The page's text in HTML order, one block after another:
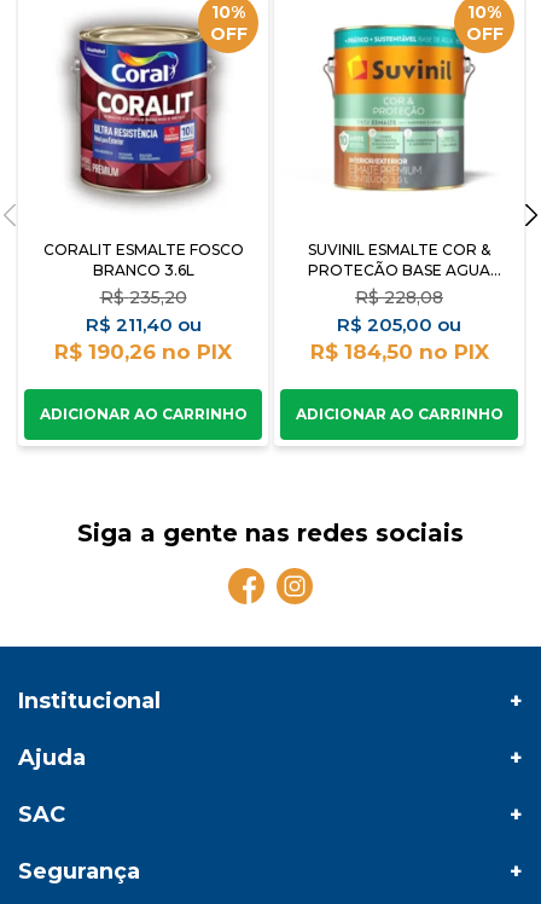
10%
OFF
CORALIT ESMALTE FOSCO
BRANCO 3.6L
R$ 235,20
R$ 211,40
R$ 190,26
10%
OFF
SUVINIL ESMALTE COR &
PROTECÃO BASE AGUA
BRANCO ACETINADO 3.6L
R$ 228,08
R$ 205,00
R$ 184,50
Siga a gente nas redes sociais
Institucional
Ajuda
SAC
Segurança